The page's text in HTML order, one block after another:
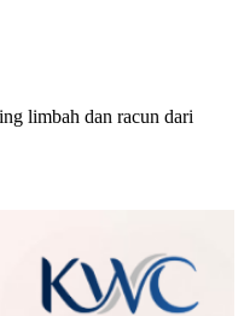
limbah dan racun dari